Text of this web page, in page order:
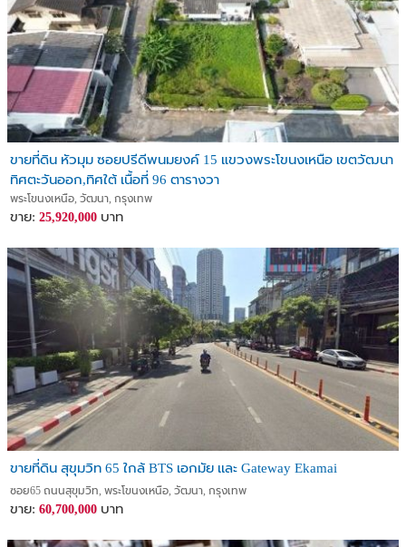
ขายที่ดิน หัวมุม ซอยปรีดีพนมยงค์ 15 แขวงพระโขนงเหนือ เขตวัฒนา
ทิศตะวันออก,ทิศใต้ เนื้อที่ 96 ตารางวา
พระโขนงเหนือ, วัฒนา, กรุงเทพ
ขาย: 25,920,000 บาท
ขายที่ดิน สุขุมวิท 65 ใกล้ BTS เอกมัย เเละ Gateway Ekamai
ซอย65 ถนนสุขุมวิท, พระโขนงเหนือ, วัฒนา, กรุงเทพ
ขาย: 60,700,000 บาท